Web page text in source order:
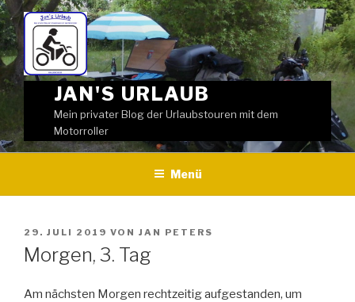
Weiter
zum
Inhalt
JAN'S URLAUB
Mein privater Blog der Urlaubstouren mit dem
Motorroller
Menü
VERÖFFENTLICHT
AM
29. JULI 2019 VON JAN PETERS
Morgen, 3. Tag
Am nächsten Morgen rechtzeitig aufgestanden, um